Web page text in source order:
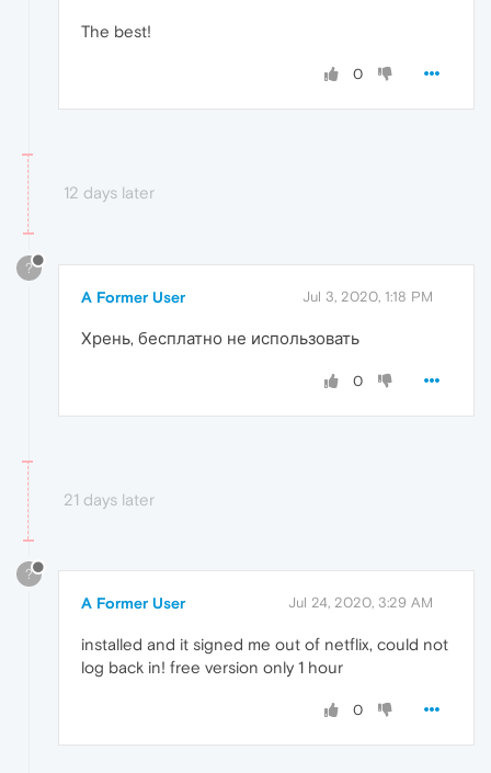
The best!
0
12 days later
?
A Former User Jul 3, 2020, 1:18 PM
Хрень, бесплатно не использовать
0
21 days later
?
A Former User Jul 24, 2020, 3:29 AM
installed and it signed me out of netflix, could not
log back in! free version only 1 hour
0